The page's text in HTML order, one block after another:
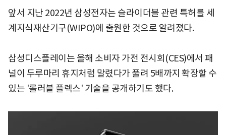
앞서 지난 2022년 삼성전자는 슬라이더블 관련 특허를 세
계지식재산기구(WIPO)에 출원한 것으로 알려졌다.
삼성디스플레이는 올해 소비자 가전 전시회(CES)에서 패
널이 두루마리 휴지처럼 말렸다가 풀려 5배까지 확장할 수
있는 '롤러블 플렉스' 기술을 공개하기도 했다.